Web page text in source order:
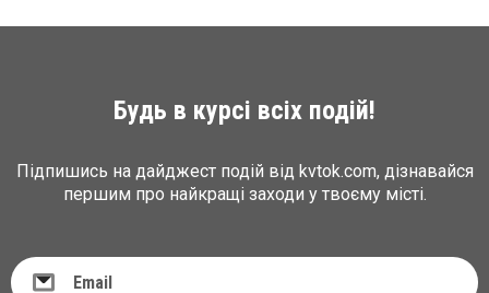
Будь в курсі всіх подій!
Підпишись на дайджест подій від kvtok.com, дізнавайся
першим про найкращі заходи у твоєму місті.